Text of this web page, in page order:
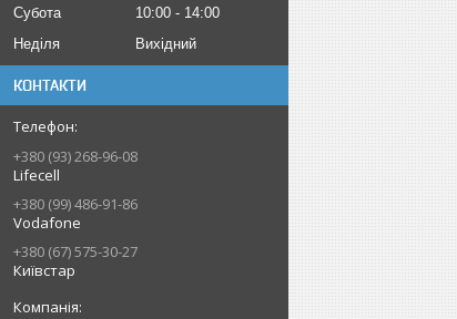
Субота
10:00
14:00
Неділя
Вихідний
КОНТАКТИ
+380 (93) 268-96-08
Lifecell
+380 (99) 486-91-86
Vodafone
+380 (67) 575-30-27
Київстар